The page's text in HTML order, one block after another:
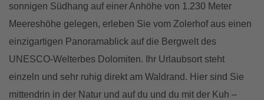
sonnigen Südhang auf einer Anhöhe von 1.230 Meter
Meereshöhe gelegen, erleben Sie vom Zolerhof aus einen
einzigartigen Panoramablick auf die Bergwelt des
UNESCO-Welterbes Dolomiten. Ihr Urlaubsort steht
einzeln und sehr ruhig direkt am Waldrand. Hier sind Sie
mittendrin in der Natur und auf du und du mit der Kuh –